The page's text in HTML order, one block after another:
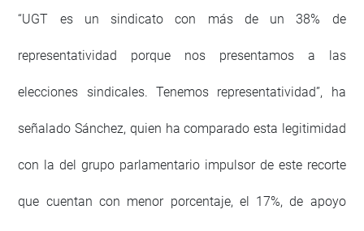
“UGT es un sindicato con más de un 38% de
representatividad porque nos presentamos a las
elecciones sindicales. Tenemos representatividad”, ha
señalado Sánchez, quien ha comparado esta legitimidad
con la del grupo parlamentario impulsor de este recorte
que cuentan con menor porcentaje, el 17%, de apoyo